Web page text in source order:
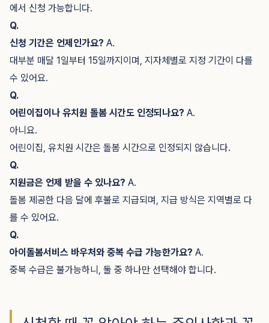
에서 신청 가능합니다.
Q.
신청 기간은 언제인가요? A.
대부분 매달 1일부터 15일까지이며, 지자체별로 지정 기간이 다를
수 있어요.
Q.
어린이집이나 유치원 돌봄 시간도 인정되나요? A.
아니요.
어린이집, 유치원 시간은 돌봄 시간으로 인정되지 않습니다.
Q.
지원금은 언제 받을 수 있나요? A.
돌봄 제공한 다음 달에 후불로 지급되며, 지급 방식은 지역별로 다
를 수 있어요.
Q.
아이돌봄서비스 바우처와 중복 수급 가능한가요? A.
중복 수급은 불가능하니, 둘 중 하나만 선택해야 합니다.